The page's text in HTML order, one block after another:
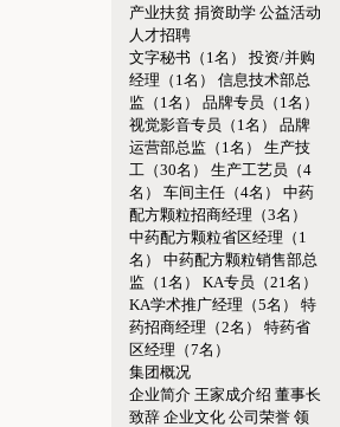
产业扶贫 捐资助学 公益活动
人才招聘
文字秘书（1名）
投资/并购
经理（1名）
信息技术部总
监（1名）
品牌专员（1名）
视觉影音专员（1名）
品牌
运营部总监（1名）
生产技
工（30名）
生产工艺员（4
名）
车间主任（4名）
中药
配方颗粒招商经理（3名）
中药配方颗粒省区经理（1
名）
中药配方颗粒销售部总
监（1名）
KA专员（21名）
KA学术推广经理（5名）
特
药招商经理（2名）
特药省
区经理（7名）
集团概况
企业简介 王家成介绍 董事长
致辞 企业文化 公司荣誉 领